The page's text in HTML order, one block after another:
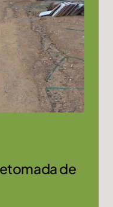
de